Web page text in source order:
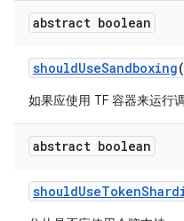
abstract boolean
shouldUseSandboxing
如果应使用 TF 容器来运行
abstract boolean
shouldUseToken